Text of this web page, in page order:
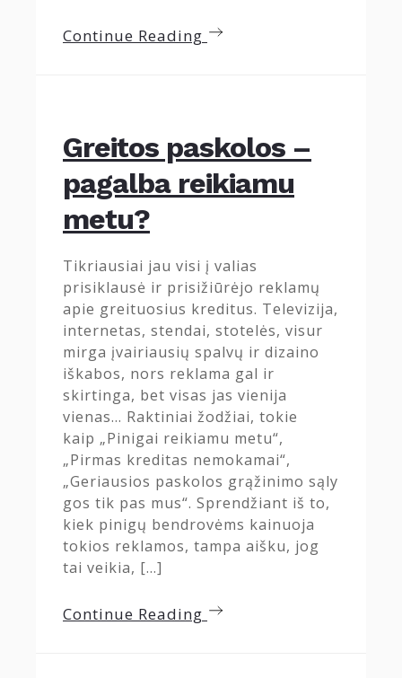
Continue Reading
Greitos paskolos –
pagalba reikiamu
metu?
Tikriausiai jau visi į valias
prisiklausė ir prisižiūrėjo reklamų
apie greituosius kreditus. Televizija,
internetas, stendai, stotelės, visur
mirga įvairiausių spalvų ir dizaino
iškabos, nors reklama gal ir
skirtinga, bet visas jas vienija
vienas… Raktiniai žodžiai, tokie
kaip „Pinigai reikiamu metu“,
„Pirmas kreditas nemokamai“,
„Geriausios paskolos grąžinimo sąly
gos tik pas mus“. Sprendžiant iš to,
kiek pinigų bendrovėms kainuoja
tokios reklamos, tampa aišku, jog
tai veikia, […]
Continue Reading